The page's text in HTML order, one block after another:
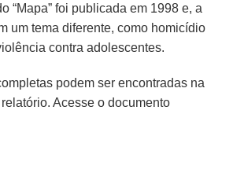
“Mapa” foi publicada em 1998 e, a
um tema diferente, como homicídio
contra adolescentes.
podem ser encontradas na
Acesse o documento